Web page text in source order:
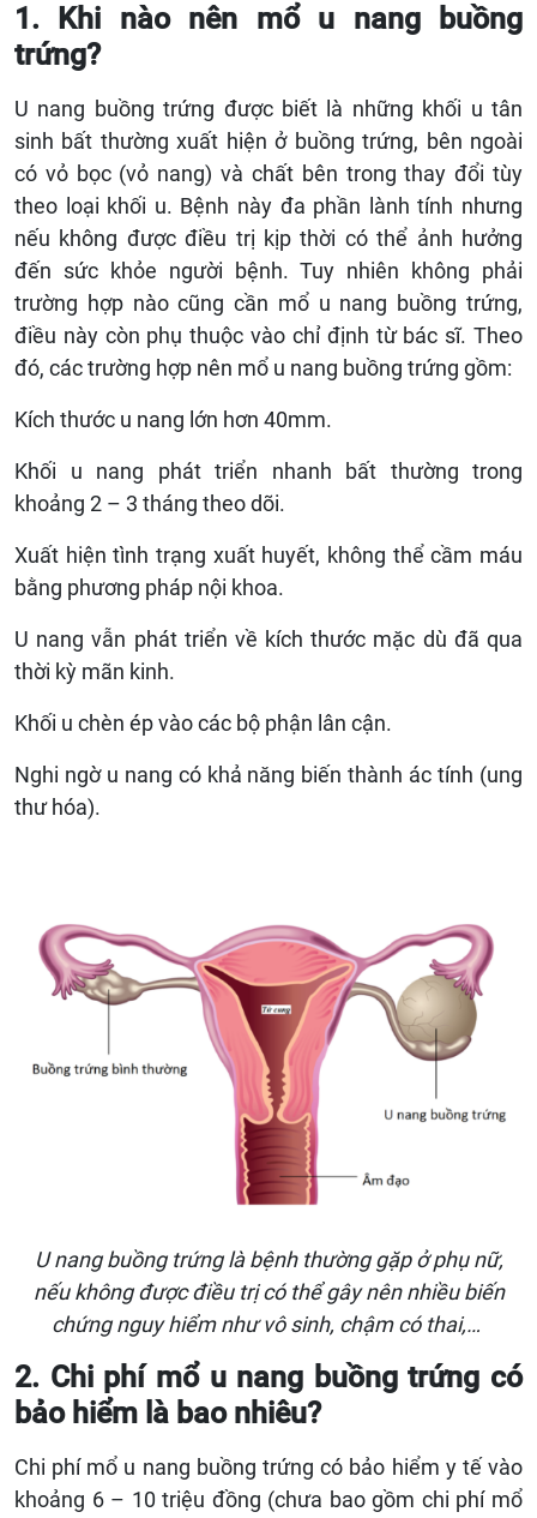
1. Khi nào nên mổ u nang buồng
trứng?
U nang buồng trứng được biết là những khối u tân
sinh bất thường xuất hiện ở buồng trứng, bên ngoài
có vỏ bọc (vỏ nang) và chất bên trong thay đổi tùy
theo loại khối u. Bệnh này đa phần lành tính nhưng
nếu không được điều trị kịp thời có thể ảnh hưởng
đến sức khỏe người bệnh. Tuy nhiên không phải
trường hợp nào cũng cần mổ u nang buồng trứng,
điều này còn phụ thuộc vào chỉ định từ bác sĩ. Theo
đó, các trường hợp nên mổ u nang buồng trứng gồm:
Kích thước u nang lớn hơn 40mm.
Khối u nang phát triển nhanh bất thường trong
khoảng 2 – 3 tháng theo dõi.
Xuất hiện tình trạng xuất huyết, không thể cầm máu
bằng phương pháp nội khoa.
U nang vẫn phát triển về kích thước mặc dù đã qua
thời kỳ mãn kinh.
Khối u chèn ép vào các bộ phận lân cận.
Nghi ngờ u nang có khả năng biến thành ác tính (ung
thư hóa).
U nang buồng trứng là bệnh thường gặp ở phụ nữ,
nếu không được điều trị có thể gây nên nhiều biến
chứng nguy hiểm như vô sinh, chậm có thai,…
2. Chi phí mổ u nang buồng trứng có
bảo hiểm là bao nhiêu?
Chi phí mổ u nang buồng trứng có bảo hiểm y tế vào
khoảng 6 – 10 triệu đồng (chưa bao gồm chi phí mổ